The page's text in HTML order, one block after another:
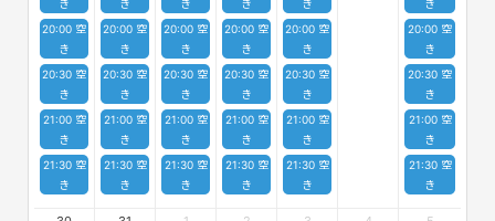
き
20:00 空
き
20:30 空
き
21:00 空
き
21:30 空
き
き
20:00 空
き
20:30 空
き
21:00 空
き
21:30 空
き
き
20:00 空
き
20:30 空
き
21:00 空
き
21:30 空
き
き
20:00 空
き
20:30 空
き
21:00 空
き
21:30 空
き
き
20:00 空
き
20:30 空
き
21:00 空
き
21:30 空
き
き
20:00 空
き
20:30 空
き
21:00 空
き
21:30 空
き